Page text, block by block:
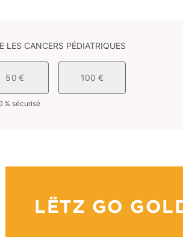
LES CANCERS PÉDIATRIQUES
50 € 100 €
% sécurisé
LËTZ GO